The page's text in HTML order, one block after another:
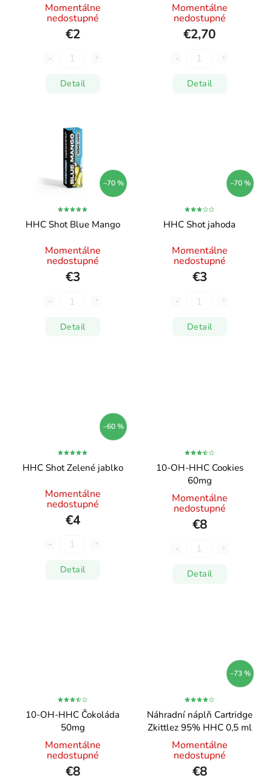
Momentálne
nedostupné
€2
Detail
Momentálne
nedostupné
€2,70
Detail
–70 %
HHC Shot Blue Mango
Momentálne
nedostupné
€3
Detail
–70 %
HHC Shot jahoda
Momentálne
nedostupné
€3
Detail
–60 %
HHC Shot Zelené jablko
Momentálne
nedostupné
€4
Detail
10-OH-HHC Cookies
60mg
Momentálne
nedostupné
€8
Detail
10-OH-HHC Čokoláda
50mg
Momentálne
nedostupné
€8
–73 %
Náhradní náplň Cartridge
Zkittlez 95% HHC 0,5 ml
Momentálne
nedostupné
€8